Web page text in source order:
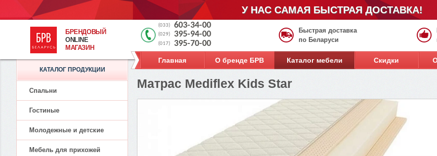
У НАС САМАЯ БЫСТРАЯ ДОСТАВКА!
БРЕНДОВЫЙ
ONLINE
МАГАЗИН
(033) 603-34-00
(029) 395-94-00
(017) 395-70-00
Быстрая доставка
по Беларуси
Главная О бренде БРВ Каталог мебели Скидки
Матрас Mediflex Kids Star
КАТАЛОГ ПРОДУКЦИИ
Спальни
Гостиные
Молодежные и детские
Мебель для прихожей